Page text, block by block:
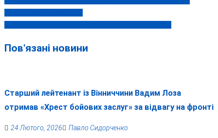
Навігація
записів
Пов'язані новини
Старший лейтенант із Вінниччини Вадим Лоза
отримав «Хрест бойових заслуг» за відвагу на фронті
24 Лютого, 2026 Павло Сидорченко